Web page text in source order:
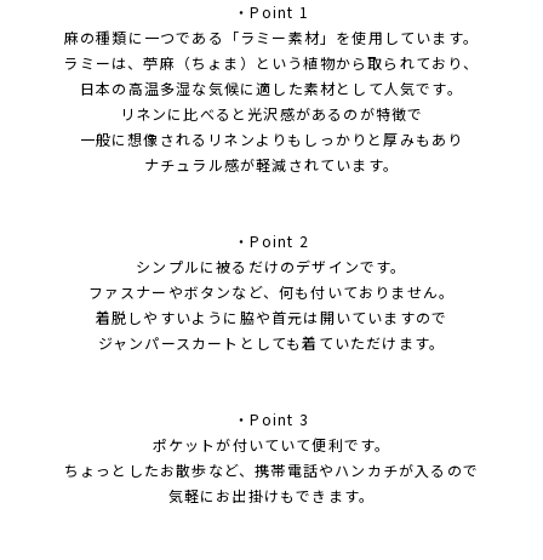
・Point 1
麻の種類に一つである「ラミー素材」を使用しています。
ラミーは、苧麻（ちょま）という植物から取られており、
日本の高温多湿な気候に適した素材として人気です。
リネンに比べると光沢感があるのが特徴で
一般に想像されるリネンよりもしっかりと厚みもあり
ナチュラル感が軽減されています。
・Point 2
シンプルに被るだけのデザインです。
ファスナーやボタンなど、何も付いておりません。
着脱しやすいように脇や首元は開いていますので
ジャンパースカートとしても着ていただけます。
・Point 3
ポケットが付いていて便利です。
ちょっとしたお散歩など、携帯電話やハンカチが入るので
気軽にお出掛けもできます。